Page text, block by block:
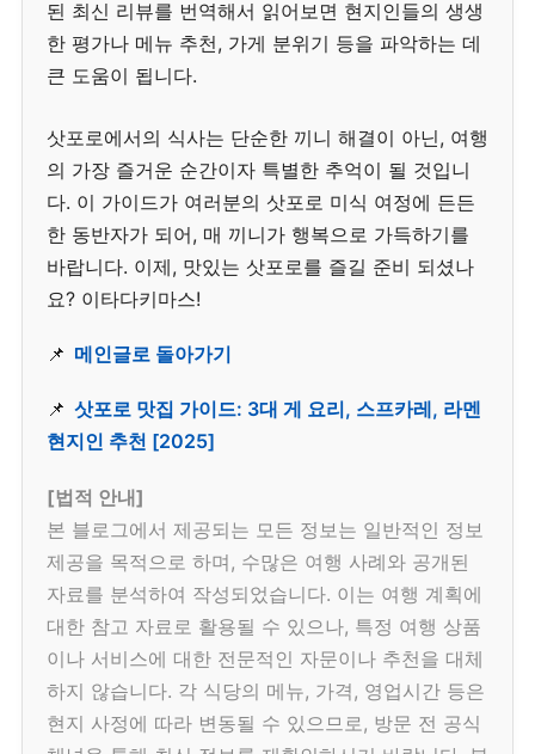
된 최신 리뷰를 번역해서 읽어보면 현지인들의 생생
한 평가나 메뉴 추천, 가게 분위기 등을 파악하는 데
큰 도움이 됩니다.
삿포로에서의 식사는 단순한 끼니 해결이 아닌, 여행
의 가장 즐거운 순간이자 특별한 추억이 될 것입니
다. 이 가이드가 여러분의 삿포로 미식 여정에 든든
한 동반자가 되어, 매 끼니가 행복으로 가득하기를
바랍니다. 이제, 맛있는 삿포로를 즐길 준비 되셨나
요? 이타다키마스!
📌 메인글로 돌아가기
📌 삿포로 맛집 가이드: 3대 게 요리, 스프카레, 라멘
현지인 추천 [2025]
[법적 안내]
본 블로그에서 제공되는 모든 정보는 일반적인 정보
제공을 목적으로 하며, 수많은 여행 사례와 공개된
자료를 분석하여 작성되었습니다. 이는 여행 계획에
대한 참고 자료로 활용될 수 있으나, 특정 여행 상품
이나 서비스에 대한 전문적인 자문이나 추천을 대체
하지 않습니다. 각 식당의 메뉴, 가격, 영업시간 등은
현지 사정에 따라 변동될 수 있으므로, 방문 전 공식